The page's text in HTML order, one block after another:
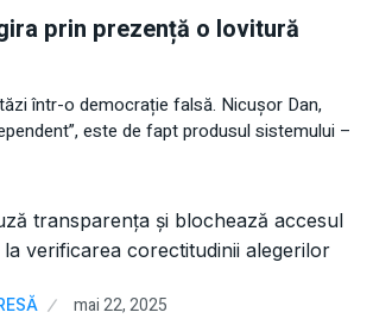
prin prezență o lovitură
într-o democrație falsă. Nicușor Dan,
este de fapt produsul sistemului –
mai 22, 2025